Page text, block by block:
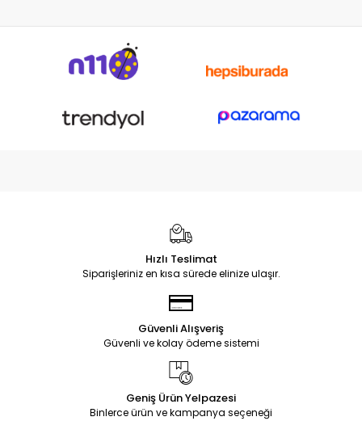
Hızlı Teslimat
Siparişleriniz en kısa sürede elinize ulaşır.
Güvenli Alışveriş
Güvenli ve kolay ödeme sistemi
Geniş Ürün Yelpazesi
Binlerce ürün ve kampanya seçeneği